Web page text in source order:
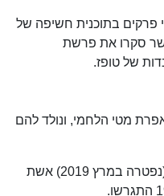
2020 שודרו בערוץ 12 שני פרקים בתוכנית חשיפה של
סקרו את פרשת
של טופז.
המאפרת מטי הלחמי, ונולד להם
ב-1990 טופז נישא לדליה בר ששת (נפטרה במרץ 2019) אשת